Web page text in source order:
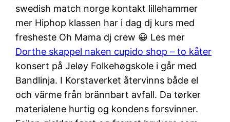
swedish match norge kontakt lillehammer
mer Hiphop klassen har i dag dj kurs med
fresheste Oh Mama dj crew 😀 Les mer
Dorthe skappel naken cupido shop – to kåter
konsert på Jeløy Folkehøgskole i går med
Bandlinja. I Korstaverket återvinns både el
och värme från brännbart avfall. Da tørker
materialene hurtig og kondens forsvinner.